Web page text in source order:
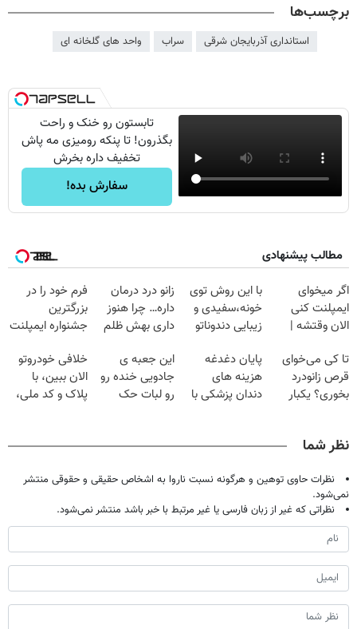
برچسب‌ها
استانداری آذربایجان شرقی سراب واحد های گلخانه ای
تابستون رو خنک و راحت
بگذرون! تا پنکه رومیزی مه پاش
تخفیف داره بخرش
سفارش بده!
مطالب پیشنهادی
اگر میخوای
ایمپلنت کنی
الان وقتشه |
میلیون تومان!!!
با این روش توی
خونه،سفیدی و
زیبایی دندوناتو
(40%off)
زانو درد درمان
داره… چرا هنوز
داری بهش ظلم
فرم خود را در
بزرگترین
جشنواره ایمپلنت
فقط ۲۵ میلیون
تا کی می‌خوای
قرص زانودرد
بخوری؟ یکبار
پایان دغدغه
هزینه های
دندان پزشکی با
این جعبه ی
جادویی خنده رو
رو لبات حک
خلافی خودروتو
الان ببین، با
پلاک و کد ملی،
نظر شما
نظرات حاوی توهین و هرگونه نسبت ناروا به اشخاص حقیقی و حقوقی منتشر
نمی‌شود.
نظراتی که غیر از زبان فارسی یا غیر مرتبط با خبر باشد منتشر نمی‌شود.